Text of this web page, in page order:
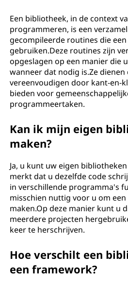
Een bibliotheek, in de context
programmeren, is een
gecompileerde routines die
gebruiken.Deze routines zijn
opgeslagen op een manier die
wanneer dat nodig is.Ze
vereenvoudigen door kant-en-
bieden voor
programmeertaken.
Kan ik mijn eigen
maken?
Ja, u kunt uw eigen
merkt dat u dezelfde code
in verschillende programma's
misschien nuttig voor u om
maken.Op deze manier kunt u
meerdere projecten
keer te herschrijven.
Hoe verschilt een
een framework?